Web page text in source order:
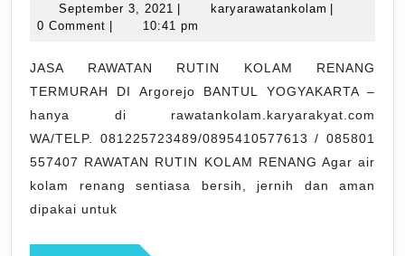
RUTIN
RENANG
TERMURAH
DI
Argorejo
BANTUL
September 3, 2021 September
3,
karyarawatankolam
0 Comment
10:41 pm
JASA RAWATAN RUTIN KOLAM RENANG
TERMURAH DI Argorejo BANTUL YOGYAKARTA –
hanya di rawatankolam.karyarakyat.com
WA/TELP. 081225723489/0895410577613 / 085801
557407 RAWATAN RUTIN KOLAM RENANG Agar air
kolam renang sentiasa bersih, jernih dan aman
dipakai untuk